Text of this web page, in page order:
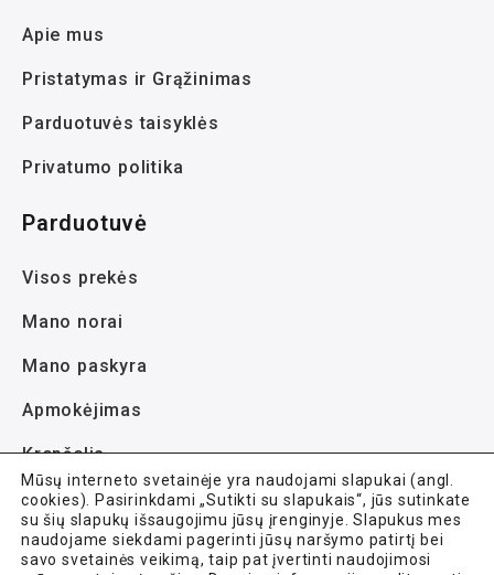
Apie mus
Pristatymas ir Grąžinimas
Parduotuvės taisyklės
Privatumo politika
Parduotuvė
Visos prekės
Mano norai
Mano paskyra
Apmokėjimas
Krepšelis
Mūsų interneto svetainėje yra naudojami slapukai (angl.
cookies). Pasirinkdami „Sutikti su slapukais“, jūs sutinkate
su šių slapukų išsaugojimu jūsų įrenginyje. Slapukus mes
naudojame siekdami pagerinti jūsų naršymo patirtį bei
savo svetainės veikimą, taip pat įvertinti naudojimosi